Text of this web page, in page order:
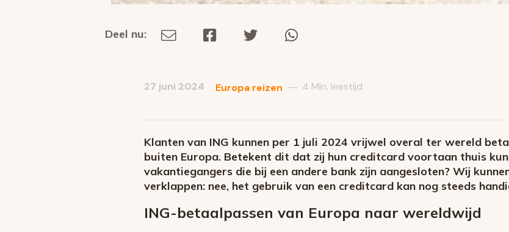
Deel
Deel nu:
mail
27 juni 2024 Europa reizen — 4 Min. leestijd
Klanten van ING kunnen per 1 juli 2024 vrijwel overal ter wereld
buiten Europa. Betekent dit dat zij hun creditcard voortaan thuis
vakantiegangers die bij een andere bank zijn aangesloten? Wij
verklappen: nee, het gebruik van een creditcard kan nog steeds
ING-betaalpassen van Europa naar wereldwijd